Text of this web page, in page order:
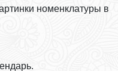
номенклатуры в